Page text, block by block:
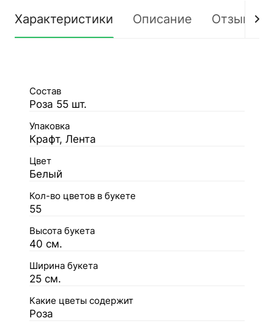
Характеристики Описание Отзывы
Состав
Роза 55 шт.
Упаковка
Крафт, Лента
Цвет
Белый
Кол-во цветов в букете
55
Высота букета
40 см.
Ширина букета
25 см.
Какие цветы содержит
Роза